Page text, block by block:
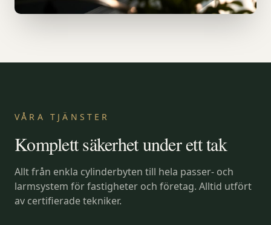
VÅRA TJÄNSTER
Komplett säkerhet under ett tak
Allt från enkla cylinderbyten till hela passer- och
larmsystem för fastigheter och företag. Alltid utfört
av certifierade tekniker.